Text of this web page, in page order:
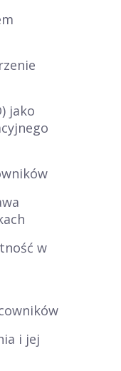
jako
w
i jej